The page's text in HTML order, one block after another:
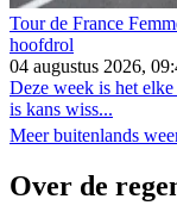
Tour de France
hoofdrol
04 augustus 2026,
Deze week is het
is kans wiss...
Meer buitenlands
Over de